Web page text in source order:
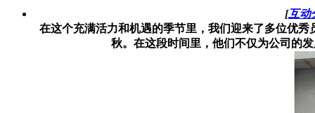
[互动
在这个充满活力和机遇的季节里，我们迎来了多位优
秋。在这段时间里，他们不仅为公司的